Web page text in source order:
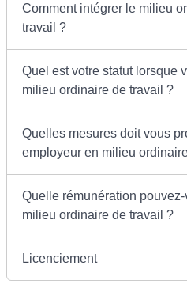
Comment intégrer le milieu
travail ?
Quel est votre statut lorsque
milieu ordinaire de travail ?
Quelles mesures doit vous
employeur en milieu
Quelle rémunération
milieu ordinaire de travail ?
Licenciement